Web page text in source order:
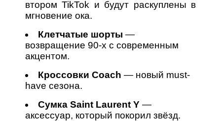
втором TikTok и будут раскуплены в
мгновение ока.
Клетчатые шорты —
возвращение 90-х с современным
акцентом.
Кроссовки Coach — новый must-
have сезона.
Сумка Saint Laurent Y —
аксессуар, который покорил звёзд.